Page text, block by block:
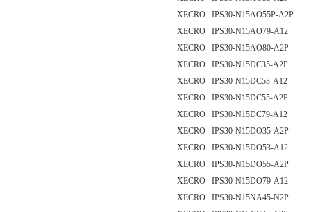
XECRO IPS30-N15AO55P-A2P
XECRO IPS30-N15AO79-A12
XECRO IPS30-N15AO80-A2P
XECRO IPS30-N15DC35-A2P
XECRO IPS30-N15DC53-A12
XECRO IPS30-N15DC55-A2P
XECRO IPS30-N15DC79-A12
XECRO IPS30-N15DO35-A2P
XECRO IPS30-N15DO53-A12
XECRO IPS30-N15DO55-A2P
XECRO IPS30-N15DO79-A12
XECRO IPS30-N15NA45-N2P